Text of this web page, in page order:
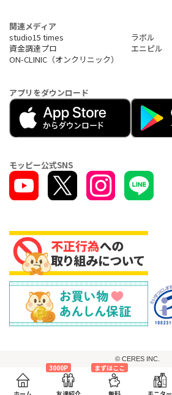
3000P まずはここ
関連メディア
studio15 times
ラボル
資金調達プロ
エニピル
ON-CLINIC（オンクリニック）
アプリをダウンロード
モッピー公式SNS
© CERES INC.